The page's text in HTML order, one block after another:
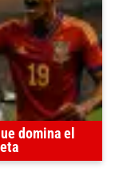
domina el